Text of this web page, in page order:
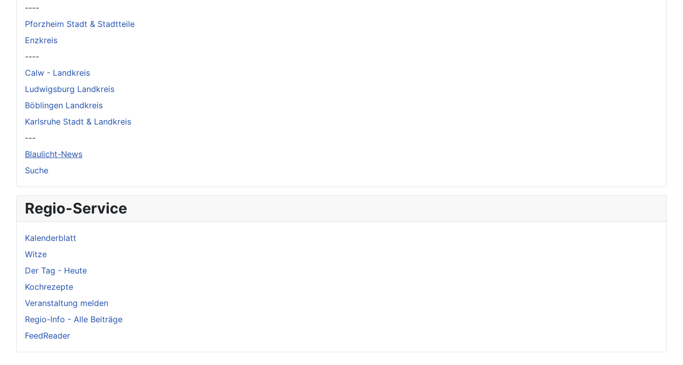
----
Pforzheim Stadt & Stadtteile
Enzkreis
----
Calw - Landkreis
Ludwigsburg Landkreis
Böblingen Landkreis
Karlsruhe Stadt & Landkreis
---
Blaulicht-News
Suche
Regio-Service
Kalenderblatt
Witze
Der Tag - Heute
Kochrezepte
Veranstaltung melden
Regio-Info - Alle Beiträge
FeedReader